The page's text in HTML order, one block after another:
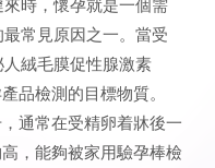
常見原因之一。當受
絨毛膜促性腺激素
品檢測的目標物質。
通常在受精卵着牀後一
，能夠被家用驗孕棒檢